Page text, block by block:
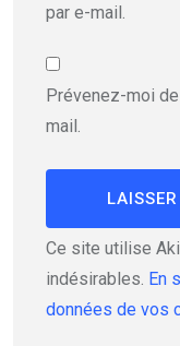
par e-mail.
Prévenez-moi
mail.
Ce site utilise
indésirables. En
données de vos